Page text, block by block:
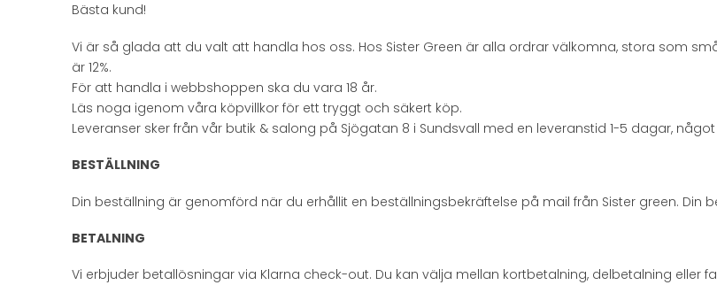
Bästa kund!
Vi är så glada att du valt att handla hos oss. Hos Sister Green är alla ordrar välkomna, stora som
är 12%.
För att handla i webbshoppen ska du vara 18 år.
Läs noga igenom våra köpvillkor för ett tryggt och säkert köp.
Leveranser sker från vår butik & salong på Sjögatan 8 i Sundsvall med en leveranstid 1-5 dagar,
BESTÄLLNING
Din beställning är genomförd när du erhållit en beställningsbekräftelse på mail från Sister green. Din
BETALNING
Vi erbjuder betallösningar via Klarna check-out. Du kan välja mellan kortbetalning, delbetalning eller